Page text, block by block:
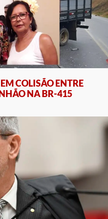
COLISÃO ENTRE
NA BR-415